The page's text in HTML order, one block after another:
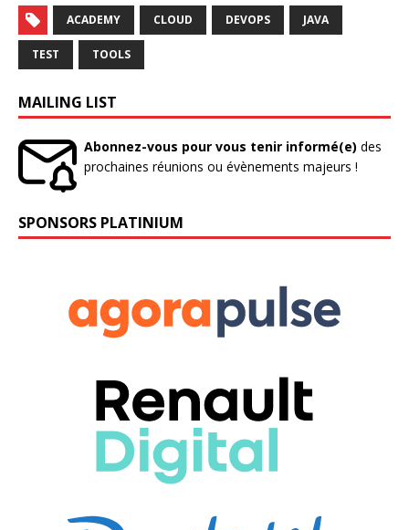
ACADEMY CLOUD DEVOPS JAVA
TEST TOOLS
MAILING LIST
Abonnez-vous pour vous tenir informé(e) des
prochaines réunions ou évènements majeurs !
SPONSORS PLATINIUM